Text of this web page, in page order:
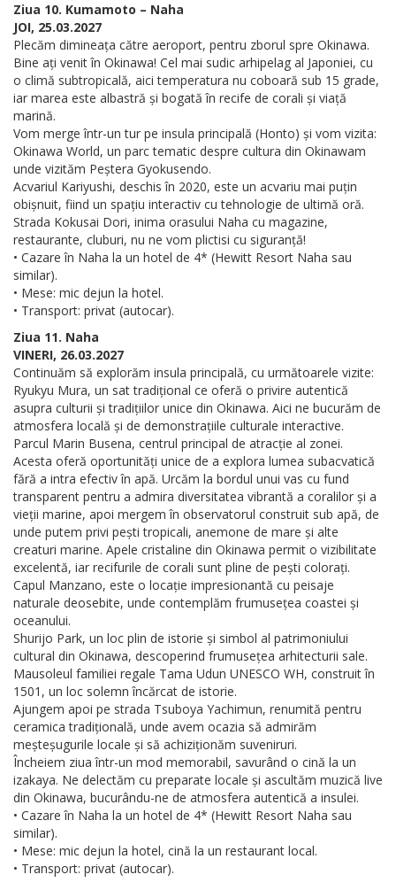
Ziua 10. Kumamoto – Naha
JOI, 25.03.2027
Plecăm dimineața către aeroport, pentru zborul spre Okinawa.
Bine ați venit în Okinawa! Cel mai sudic arhipelag al Japoniei, cu
o climă subtropicală, aici temperatura nu coboară sub 15 grade,
iar marea este albastră și bogată în recife de corali și viață
marină.
Vom merge într-un tur pe insula principală (Honto) și vom vizita:
Okinawa World, un parc tematic despre cultura din Okinawam
unde vizităm Peștera Gyokusendo.
Acvariul Kariyushi, deschis în 2020, este un acvariu mai puțin
obișnuit, fiind un spațiu interactiv cu tehnologie de ultimă oră.
Strada Kokusai Dori, inima orasului Naha cu magazine,
restaurante, cluburi, nu ne vom plictisi cu siguranță!
• Cazare în Naha la un hotel de 4* (Hewitt Resort Naha sau
similar).
• Mese: mic dejun la hotel.
• Transport: privat (autocar).
Ziua 11. Naha
VINERI, 26.03.2027
Continuăm să explorăm insula principală, cu următoarele vizite:
Ryukyu Mura, un sat tradițional ce oferă o privire autentică
asupra culturii și tradițiilor unice din Okinawa. Aici ne bucurăm de
atmosfera locală și de demonstrațiile culturale interactive.
Parcul Marin Busena, centrul principal de atracție al zonei.
Acesta oferă oportunități unice de a explora lumea subacvatică
fără a intra efectiv în apă. Urcăm la bordul unui vas cu fund
transparent pentru a admira diversitatea vibrantă a coralilor și a
vieții marine, apoi mergem în observatorul construit sub apă, de
unde putem privi pești tropicali, anemone de mare și alte
creaturi marine. Apele cristaline din Okinawa permit o vizibilitate
excelentă, iar recifurile de corali sunt pline de pești colorați.
Capul Manzano, este o locație impresionantă cu peisaje
naturale deosebite, unde contemplăm frumusețea coastei și
oceanului.
Shurijo Park, un loc plin de istorie și simbol al patrimoniului
cultural din Okinawa, descoperind frumusețea arhitecturii sale.
Mausoleul familiei regale Tama Udun UNESCO WH, construit în
1501, un loc solemn încărcat de istorie.
Ajungem apoi pe strada Tsuboya Yachimun, renumită pentru
ceramica tradițională, unde avem ocazia să admirăm
meșteșugurile locale și să achiziționăm suveniruri.
Încheiem ziua într-un mod memorabil, savurând o cină la un
izakaya. Ne delectăm cu preparate locale și ascultăm muzică live
din Okinawa, bucurându-ne de atmosfera autentică a insulei.
• Cazare în Naha la un hotel de 4* (Hewitt Resort Naha sau
similar).
• Mese: mic dejun la hotel, cină la un restaurant local.
• Transport: privat (autocar).